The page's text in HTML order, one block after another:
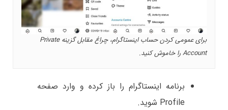
برای عمومی کردن حساب اینستاگرام، چراغ مقابل گزینه Private
Account را خاموش کنید.
برنامه اینستاگرام را باز کرده و وارد صفحه
Profile شوید.